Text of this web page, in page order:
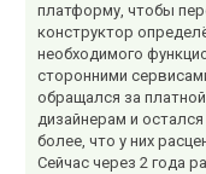
платформу, чтобы
конструктор
необходимого
сторонними
обращался за
дизайнерам и
более, что у них
Сейчас через 2 года